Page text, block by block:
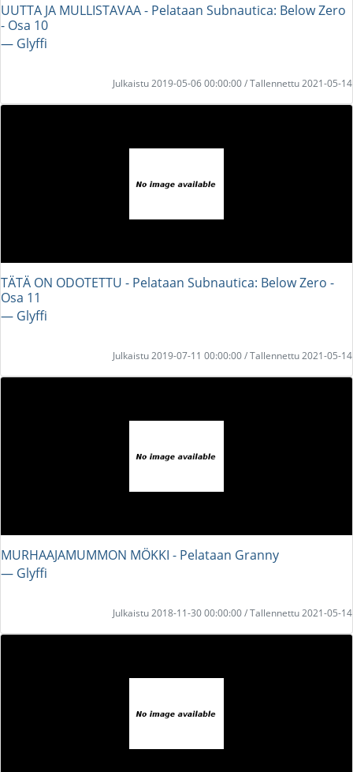
UUTTA JA MULLISTAVAA - Pelataan Subnautica: Below Zero
- Osa 10
― Glyffi
Julkaistu 2019-05-06 00:00:00 / Tallennettu 2021-05-14
TÄTÄ ON ODOTETTU - Pelataan Subnautica: Below Zero -
Osa 11
― Glyffi
Julkaistu 2019-07-11 00:00:00 / Tallennettu 2021-05-14
MURHAAJAMUMMON MÖKKI - Pelataan Granny
― Glyffi
Julkaistu 2018-11-30 00:00:00 / Tallennettu 2021-05-14